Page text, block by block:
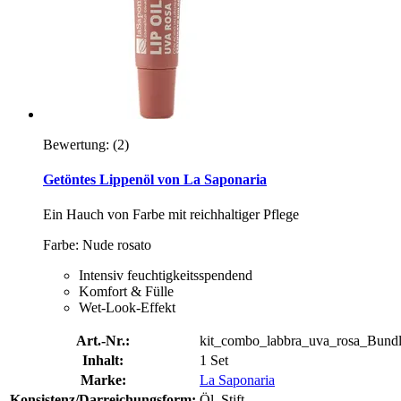
Bewertung: (2)
Getöntes Lippenöl von La Saponaria
Ein Hauch von Farbe mit reichhaltiger Pflege
Farbe: Nude rosato
Intensiv feuchtigkeitsspendend
Komfort & Fülle
Wet-Look-Effekt
Art.-Nr.:
Inhalt:
1 Set
Marke:
La Saponaria